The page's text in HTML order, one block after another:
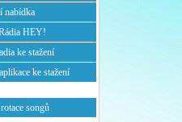
nabídka
HEY!
ke stažení
ke stažení
songů